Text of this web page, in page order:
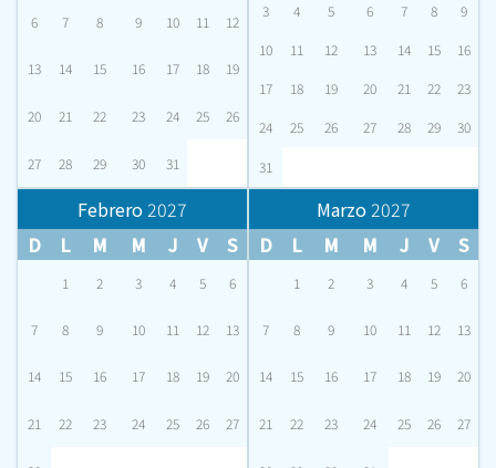
6 7 8 9 10 11 12
13 14 15 16 17 18 19
20 21 22 23 24 25 26
27 28 29 30 31
3 4 5 6 7 8 9
10 11 12 13 14 15 16
17 18 19 20 21 22 23
24 25 26 27 28 29 30
31
Febrero2027
D
L M M J V S
1 2 3 4 5 6
7 8 9 10 11 12 13
14 15 16 17 18 19 20
21 22 23 24 25 26 27
Marzo2027
D
L M M J V S
1 2 3 4 5 6
7 8 9 10 11 12 13
14 15 16 17 18 19 20
21 22 23 24 25 26 27